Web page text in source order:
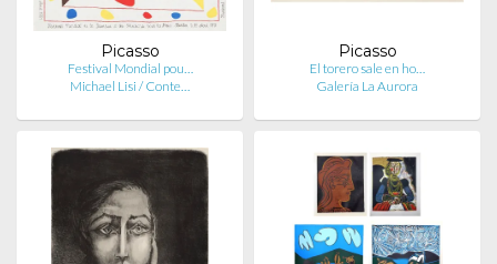
Picasso
Festival Mondial pou…
Michael Lisi / Conte…
Picasso
El torero sale en ho…
Galería La Aurora